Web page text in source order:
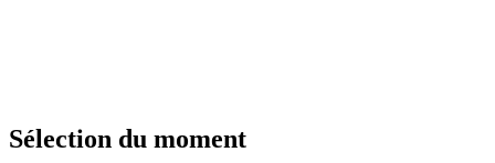
Sélection du moment